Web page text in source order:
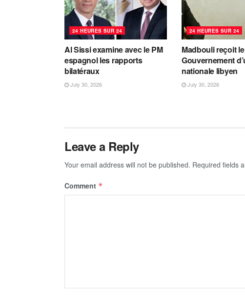
24 HEURES SUR 24
Al Sissi examine avec le PM
espagnol les rapports
bilatéraux
July 30, 2026
24 HEURES SUR 24
Madbouli reçoit
Gouvernement
nationale libyen
July 30, 2026
Leave a Reply
Your email address will not be published. Required fields
Comment *